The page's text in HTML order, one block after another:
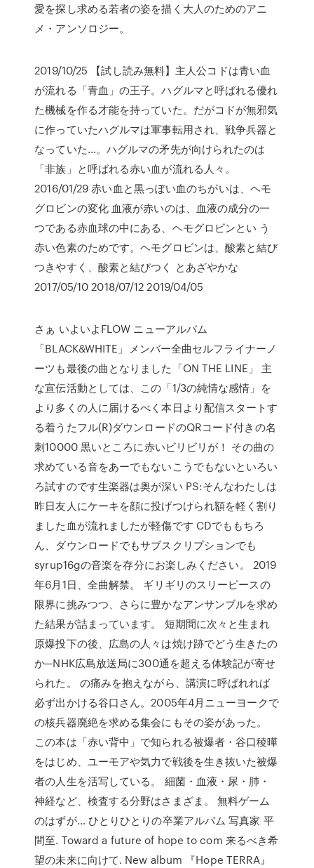
愛を探し求める若者の姿を描く大人のためのアニ
メ・アンソロジー。
2019/10/25 【試し読み無料】主人公コドは青い血
が流れる「青血」の王子。ハグルマと呼ばれる優れ
た機械を作る才能を持っていた。だがコドが無邪気
に作っていたハグルマは軍事転用され、戦争兵器と
なっていた…。ハグルマの矛先が向けられたのは
「非族」と呼ばれる赤い血が流れる人々。
2016/01/29 赤い血と黒っぽい血のちがいは、ヘモ
グロビンの変化 血液が赤いのは、血液の成分の一
つである赤血球の中にある、ヘモグロビンとい う
赤い色素のためです。ヘモグロビンは、酸素と結び
つきやすく、酸素と結びつく とあざやかな
2017/05/10 2018/07/12 2019/04/05
さぁ いよいよFLOW ニューアルバム
「BLACK&WHITE」メンバー全曲セルフライナーノ
ーツも最後の曲となりました「ON THE LINE」 主
な宣伝活動としては、この「1/3の純情な感情」を
より多くの人に届けるべく本日より配信スタートす
る着うたフル(R)ダウンロードのQRコード付きの名
刺10000 黒いところに赤いビリビリが！ その曲の
求めている音をあーでもないこうでもないといろい
ろ試すのです生楽器は奥が深い PS:そんなわたしは
昨日友人にケーキを顔に投げつけられ額を軽く割り
ました血が流れましたが軽傷です CDでももちろ
ん、ダウンロードでもサブスクリプションでも
syrup16gの音楽を存分にお楽しみください。 2019
年6月1日、全曲解禁。 ギリギリのスリーピースの
限界に挑みつつ、さらに豊かなアンサンブルを求め
た結果が詰まっています。 短期間に次々と生まれ
原爆投下の後、広島の人々は焼け跡でどう生きたの
か─NHK広島放送局に300通を超える体験記が寄せ
られた。 の痛みを抱えながら、講演に呼ばれれば
必ず出かける谷口さん。2005年4月ニューヨークで
の核兵器廃絶を求める集会にもその姿があった。
この本は「赤い背中」で知られる被爆者・谷口稜曄
をはじめ、ユーモアや気力で戦後を生き抜いた被爆
者の人生を活写している。 細菌・血液・尿・肺・
神経など、検査する分野はさまざま。 無料ゲーム
のはずが… ひとりひとりの卒業アルバム 写真家 平
間至. Toward a future of hope to com 来るべき希
望の未来に向けて. New album 『Hope TERRA』